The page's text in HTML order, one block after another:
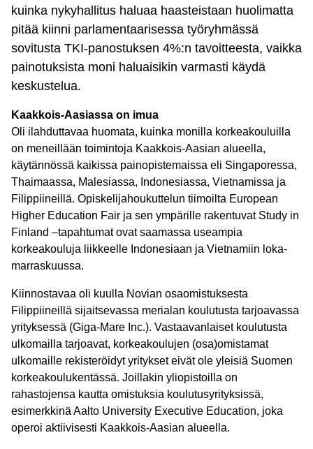
kuinka nykyhallitus haluaa haasteistaan huolimatta
pitää kiinni parlamentaarisessa työryhmässä
sovitusta TKI-panostuksen 4%:n tavoitteesta, vaikka
painotuksista moni haluaisikin varmasti käydä
keskustelua.
Kaakkois-Aasiassa on imua
Oli ilahduttavaa huomata, kuinka monilla korkeakouluilla
on meneillään toimintoja Kaakkois-Aasian alueella,
käytännössä kaikissa painopistemaissa eli Singaporessa,
Thaimaassa, Malesiassa, Indonesiassa, Vietnamissa ja
Filippiineillä. Opiskelijahoukuttelun tiimoilta European
Higher Education Fair ja sen ympärille rakentuvat Study in
Finland –tapahtumat ovat saamassa useampia
korkeakouluja liikkeelle Indonesiaan ja Vietnamiin loka-
marraskuussa.
Kiinnostavaa oli kuulla Novian osaomistuksesta
Filippiineillä sijaitsevassa merialan koulutusta tarjoavassa
yrityksessä (Giga-Mare Inc.). Vastaavanlaiset koulutusta
ulkomailla tarjoavat, korkeakoulujen (osa)omistamat
ulkomaille rekisteröidyt yritykset eivät ole yleisiä Suomen
korkeakoulukentässä. Joillakin yliopistoilla on
rahastojensa kautta omistuksia koulutusyrityksissä,
esimerkkinä Aalto University Executive Education, joka
operoi aktiivisesti Kaakkois-Aasian alueella.